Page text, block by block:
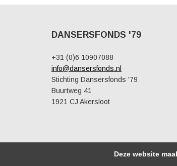
DANSERSFONDS '79
+31 (0)6 10907088
info@dansersfonds.nl
Stichting Dansersfonds '79
Buurtweg 41
1921 CJ Akersloot
Deze website